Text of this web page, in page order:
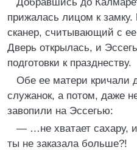
прижалась лицом к
сканер, считывающий с
Дверь открылась, и
подготовки к празднеству.
Обе ее матери кричали
служанок, а потом, даже
завопили на Эссегью:
— …не хватает сахару,
ты не заказала больше?!